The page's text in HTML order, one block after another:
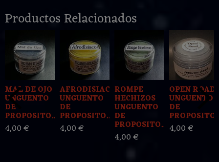
Productos Relacionados
MAL DE OJO
UNGUENTO
DE
PROPOSITO...
4,00 €
AFRODISIACO
UNGUENTO
DE
PROPOSITO...
4,00 €
ROMPE
HECHIZOS
UNGUENTO
DE
PROPOSITO...
4,00 €
OPEN ROAD
UNGUENTO
DE
PROPOSITO
4,00 €